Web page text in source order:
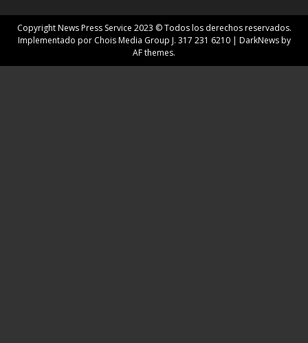
Copyright News Press Service 2023 © Todos los derechos reservados.
Implementado por Chois Media Group J. 317 231 6210 | DarkNewsby
AF themes.